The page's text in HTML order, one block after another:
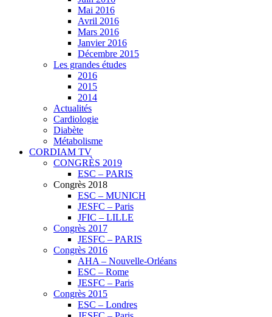
Mai 2016
Avril 2016
Mars 2016
Janvier 2016
Décembre 2015
Les grandes études
2016
2015
2014
Actualités
Cardiologie
Diabète
Métabolisme
CORDIAM TV
CONGRÈS 2019
ESC – PARIS
Congrès 2018
ESC – MUNICH
JESFC – Paris
JFIC – LILLE
Congrès 2017
JESFC – PARIS
Congrès 2016
AHA – Nouvelle-Orléans
ESC – Rome
JESFC – Paris
Congrès 2015
ESC – Londres